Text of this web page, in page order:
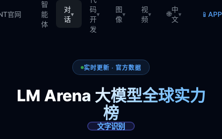
官网
智
能
体
对
话
▾
码
开
发
▾
图
像
▾
视
频
▾ 🌐
中
文
▾ 📱
实时更新 · 官方数据
LM Arena 大模型全球实力
榜
文字识别